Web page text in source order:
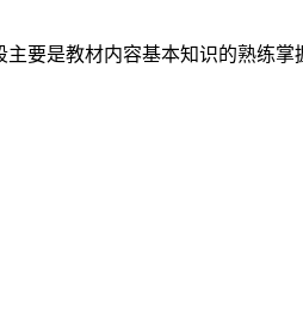
要是教材内容基本知识的熟练